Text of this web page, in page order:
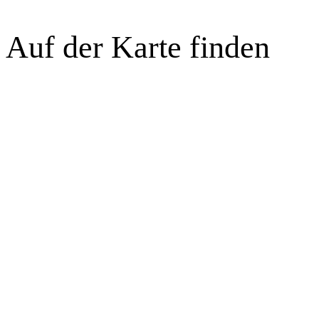
Auf der Karte finden